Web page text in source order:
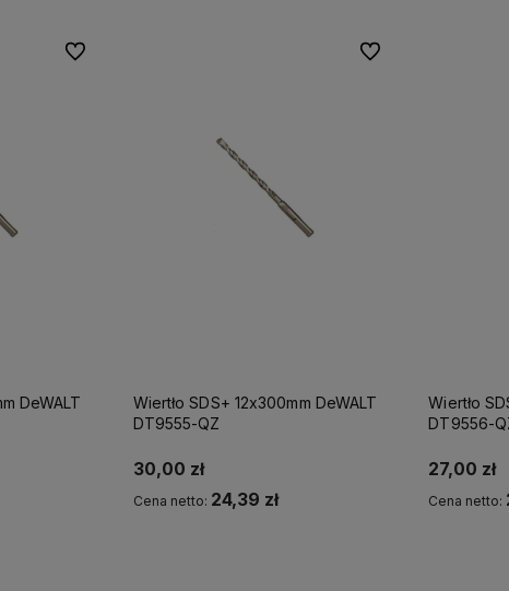
DeWALT
Do ulubionych
Wiertło SDS+ 12x300mm DeWALT
DT9555-QZ
30,00 zł
Cena netto: 24,39 zł
Do ulubionych
Wiertło
DT9556-
27,00 zł
Cena netto: